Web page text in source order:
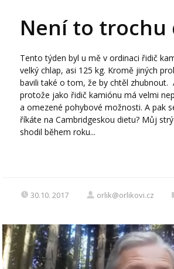
Není to trochu
Tento týden byl u mě v ordinaci řidič
velký chlap, asi 125 kg. Kromě jiných
bavili také o tom, že by chtěl zhubnout.
protože jako řidič kamiónu má velmi
a omezené pohybové možnosti. A pak
říkáte na Cambridgeskou dietu? Můj
shodil během roku...
30.10. 2017 orlik@orlikovi.cz